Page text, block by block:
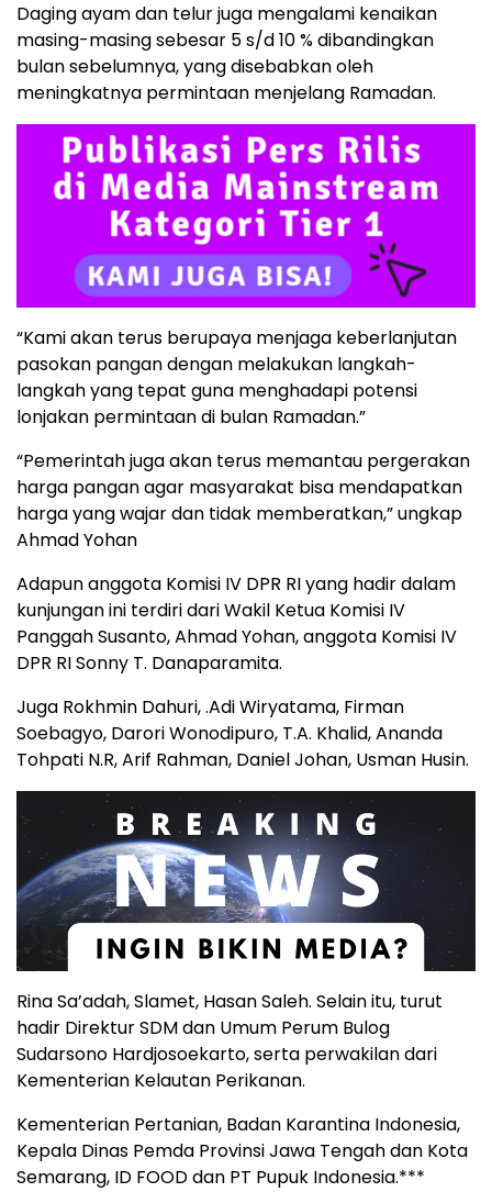
Daging ayam dan telur juga mengalami kenaikan
masing-masing sebesar 5 s/d 10 % dibandingkan
bulan sebelumnya, yang disebabkan oleh
meningkatnya permintaan menjelang Ramadan.
“Kami akan terus berupaya menjaga keberlanjutan
pasokan pangan dengan melakukan langkah-
langkah yang tepat guna menghadapi potensi
lonjakan permintaan di bulan Ramadan.”
“Pemerintah juga akan terus memantau pergerakan
harga pangan agar masyarakat bisa mendapatkan
harga yang wajar dan tidak memberatkan,” ungkap
Ahmad Yohan
Adapun anggota Komisi IV DPR RI yang hadir dalam
kunjungan ini terdiri dari Wakil Ketua Komisi IV
Panggah Susanto, Ahmad Yohan, anggota Komisi IV
DPR RI Sonny T. Danaparamita.
Juga Rokhmin Dahuri, .Adi Wiryatama, Firman
Soebagyo, Darori Wonodipuro, T.A. Khalid, Ananda
Tohpati N.R, Arif Rahman, Daniel Johan, Usman Husin.
Rina Sa’adah, Slamet, Hasan Saleh. Selain itu, turut
hadir Direktur SDM dan Umum Perum Bulog
Sudarsono Hardjosoekarto, serta perwakilan dari
Kementerian Kelautan Perikanan.
Kementerian Pertanian, Badan Karantina Indonesia,
Kepala Dinas Pemda Provinsi Jawa Tengah dan Kota
Semarang, ID FOOD dan PT Pupuk Indonesia.***